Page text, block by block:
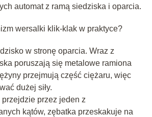
automat z ramą siedziska i oparcia.
wersalki klik-klak w praktyce?
w stronę oparcia. Wraz z
poruszają się metalowe ramiona
przejmują część ciężaru, więc
dużej siły.
przez jeden z
kątów, zębatka przeskakuje na